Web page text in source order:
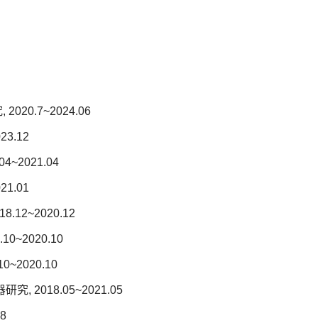
2020.7~2024.06
研究, 2018.05~2021.05